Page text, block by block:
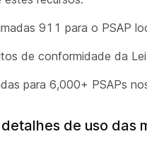
911 para o PSAP
de conformidade da
para 6,000+ PSAPs
de uso das